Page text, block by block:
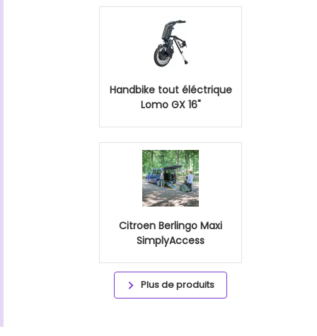
Handbike tout éléctrique
Lomo GX 16"
Citroen Berlingo Maxi
SimplyAccess
Plus de produits